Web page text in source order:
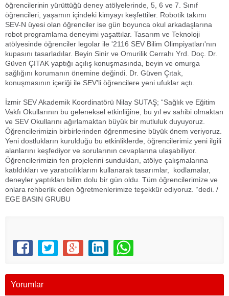
öğrencilerinin yürüttüğü deney atölyelerinde, 5, 6 ve 7. Sınıf
öğrencileri, yaşamın içindeki kimyayı keşfettiler. Robotik takımı
SEV-N üyesi olan öğrenciler ise gün boyunca okul arkadaşlarına
robot programlama deneyimi yaşattılar. Tasarım ve Teknoloji
atölyesinde öğrenciler legolar ile '2116 SEV Bilim Olimpiyatları'nın
kupasını tasarladılar. Beyin Sinir ve Omurilik Cerrahı Yrd. Doç. Dr.
Güven ÇITAK yaptığı açılış konuşmasında, beyin ve omurga
sağlığını korumanın önemine değindi. Dr. Güven Çıtak,
konuşmasının içeriği ile SEV’li öğrencilere yeni ufuklar açtı.
İzmir SEV Akademik Koordinatörü Nilay SUTAŞ; “Sağlık ve Eğitim
Vakfı Okullarının bu geleneksel etkinliğine, bu yıl ev sahibi olmaktan
ve SEV Okullarını ağırlamaktan büyük bir mutluluk duyuyoruz.
Öğrencilerimizin birbirlerinden öğrenmesine büyük önem veriyoruz.
Yeni dostlukların kurulduğu bu etkinliklerde, öğrencilerimiz yeni ilgili
alanlarını keşfediyor ve sorularının cevaplarına ulaşabiliyor.
Öğrencilerimizin fen projelerini sundukları, atölye çalışmalarına
katıldıkları ve yaratıcılıklarını kullanarak tasarımlar, kodlamalar,
deneyler yaptıkları bilim dolu bir gün oldu. Tüm öğrencilerimize ve
onlara rehberlik eden öğretmenlerimize teşekkür ediyoruz. “dedi. /
EGE BASIN GRUBU
Yorumlar